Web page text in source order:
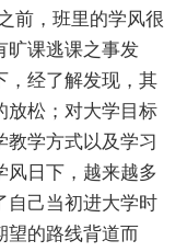
前，班里的学风很
旷课逃课之事发
，经了解发现，其
放松；对大学目标
教学方式以及学习
风日下，越来越多
自己当初进大学时
望的路线背道而